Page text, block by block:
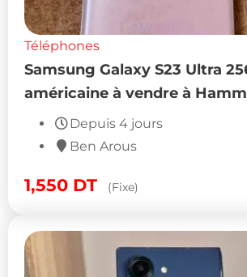
Téléphones
Samsung Galaxy S23 Ultra
américaine à vendre à
Depuis 4 jours
Ben Arous
1,550 DT (Fixe)